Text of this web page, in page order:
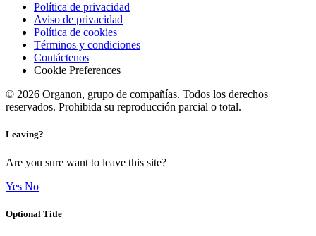
Política de privacidad
Aviso de privacidad
Política de cookies
Términos y condiciones
Contáctenos
Cookie Preferences
© 2026 Organon, grupo de compañías. Todos los derechos
reservados. Prohibida su reproducción parcial o total.
Leaving?
Are you sure want to leave this site?
Yes No
Optional Title